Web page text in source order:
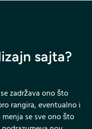
sajta?
zadržava ono što
rangira, eventualno i
se sve ono što